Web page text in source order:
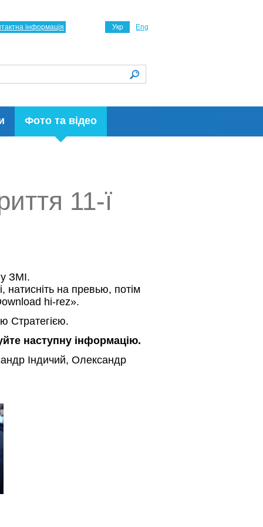
Фото та відео
Укр Eng
інформація
11-ї
ЗМІ.
натисніть на превью, потім
hi-rez».
Стратегією.
наступну інформацію.
Індичий, Олександр